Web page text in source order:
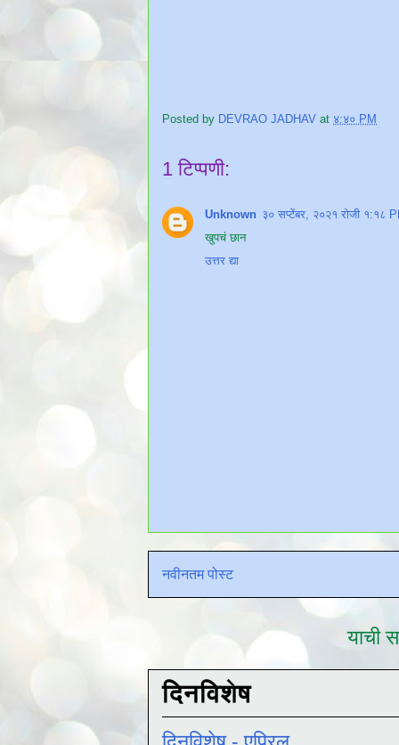
Posted by DEVRAO JADHAV at ४:४० PM
1 टिप्पणी:
Unknown ३० सप्टेंबर, २०२१ रोजी १:१८
खुपचं छान
उत्तर द्या
नवीनतम पोस्ट
याची
दिनविशेष